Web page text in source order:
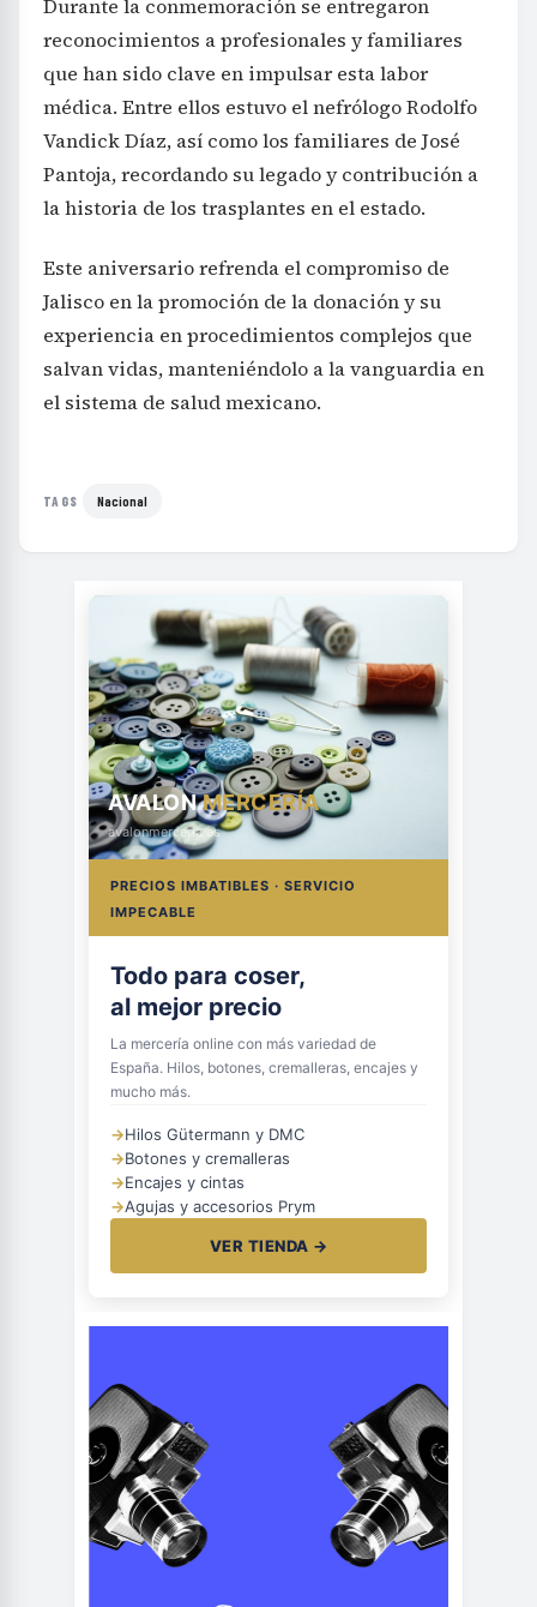
Durante la conmemoración se entregaron
reconocimientos a profesionales y familiares
que han sido clave en impulsar esta labor
médica. Entre ellos estuvo el nefrólogo Rodolfo
Vandick Díaz, así como los familiares de José
Pantoja, recordando su legado y contribución a
la historia de los trasplantes en el estado.
Este aniversario refrenda el compromiso de
Jalisco en la promoción de la donación y su
experiencia en procedimientos complejos que
salvan vidas, manteniéndolo a la vanguardia en
el sistema de salud mexicano.
TAGS Nacional
AVALONMERCERÍA
avalonmerceria.es
PRECIOS IMBATIBLES · SERVICIO
IMPECABLE
Todo para coser,
al mejor precio
La mercería online con más variedad de
España. Hilos, botones, cremalleras, encajes y
mucho más.
→Hilos Gütermann y DMC
→Botones y cremalleras
→Encajes y cintas
→Agujas y accesorios Prym
VER TIENDA →